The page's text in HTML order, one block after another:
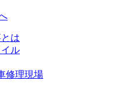
は
ル
修理現場